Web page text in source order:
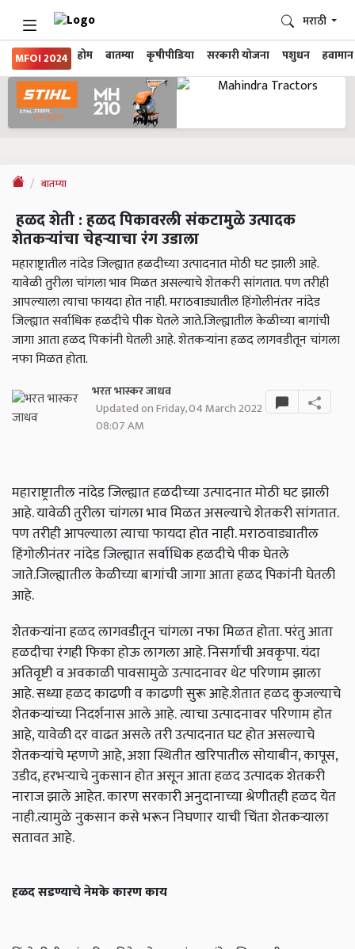
MFOI 2024 होम बातम्या कृषीपीडिया सरकारी योजना पशुधन हवामान
मराठी
बातम्या
हळद शेती : हळद पिकावरली संकटामुळे उत्पादक
शेतकऱ्यांचा चेहऱ्याचा रंग उडाला
महाराष्ट्रातील नांदेड जिल्ह्यात हळदीच्या उत्पादनात मोठी घट झाली आहे.
यावेळी तुरीला चांगला भाव मिळत असल्याचे शेतकरी सांगतात. पण तरीही
आपल्याला त्याचा फायदा होत नाही. मराठवाड्यातील हिंगोलीनंतर नांदेड
जिल्ह्यात सर्वाधिक हळदीचे पीक घेतले जाते.जिल्ह्यातील केळीच्या बागांची
जागा आता हळद पिकांनी घेतली आहे. शेतकऱ्यांना हळद लागवडीतून चांगला
नफा मिळत होता.
भरत भास्कर जाधव
Updated on Friday, 04 March 2022
08:07 AM
महाराष्ट्रातील नांदेड जिल्ह्यात हळदीच्या उत्पादनात मोठी घट झाली
आहे. यावेळी तुरीला चांगला भाव मिळत असल्याचे शेतकरी सांगतात.
पण तरीही आपल्याला त्याचा फायदा होत नाही. मराठवाड्यातील
हिंगोलीनंतर नांदेड जिल्ह्यात सर्वाधिक हळदीचे पीक घेतले
जाते.जिल्ह्यातील केळीच्या बागांची जागा आता हळद पिकांनी घेतली
आहे.
शेतकऱ्यांना हळद लागवडीतून चांगला नफा मिळत होता. परंतु आता
हळदीचा रंगही फिका होऊ लागला आहे. निसर्गाची अवकृपा. यंदा
अतिवृष्टी व अवकाळी पावसामुळे उत्पादनावर थेट परिणाम झाला
आहे. सध्या हळद काढणी व काढणी सुरू आहे.शेतात हळद कुजल्याचे
शेतकऱ्यांच्या निदर्शनास आले आहे. त्याचा उत्पादनावर परिणाम होत
आहे, यावेळी दर वाढत असले तरी उत्पादनात घट होत असल्याचे
शेतकऱ्यांचे म्हणणे आहे, अशा स्थितीत खरिपातील सोयाबीन, कापूस,
उडीद, हरभऱ्याचे नुकसान होत असून आता हळद उत्पादक शेतकरी
नाराज झाले आहेत. कारण सरकारी अनुदानाच्या श्रेणीतही हळद येत
नाही.त्यामुळे नुकसान कसे भरून निघणार याची चिंता शेतकऱ्याला
सतावत आहे.
हळद सडण्याचे नेमके कारण काय